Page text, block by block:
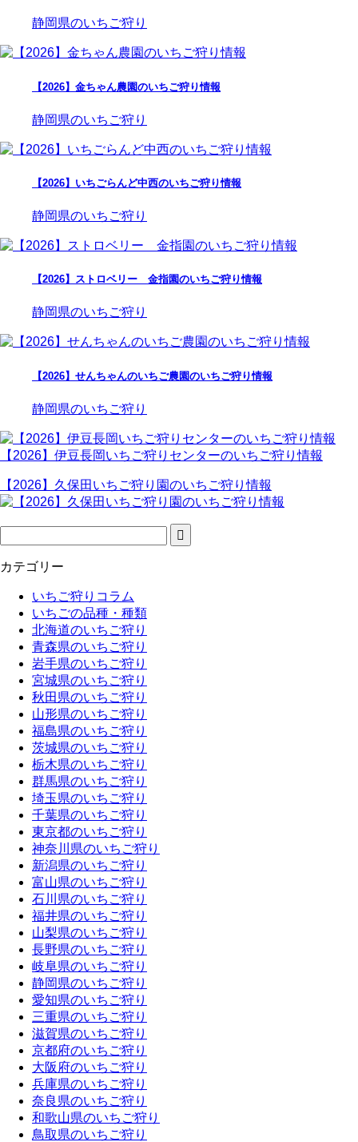
静岡県のいちご狩り
【2026】金ちゃん農園のいちご狩り情報
静岡県のいちご狩り
【2026】いちごらんど中西のいちご狩り情報
静岡県のいちご狩り
【2026】ストロベリー 金指園のいちご狩り情報
静岡県のいちご狩り
【2026】せんちゃんのいちご農園のいちご狩り情報
静岡県のいちご狩り
【2026】伊豆長岡いちご狩りセンターのいちご狩り情報
【2026】久保田いちご狩り園のいちご狩り情報
カテゴリー
いちご狩りコラム
いちごの品種・種類
北海道のいちご狩り
青森県のいちご狩り
岩手県のいちご狩り
宮城県のいちご狩り
秋田県のいちご狩り
山形県のいちご狩り
福島県のいちご狩り
茨城県のいちご狩り
栃木県のいちご狩り
群馬県のいちご狩り
埼玉県のいちご狩り
千葉県のいちご狩り
東京都のいちご狩り
神奈川県のいちご狩り
新潟県のいちご狩り
富山県のいちご狩り
石川県のいちご狩り
福井県のいちご狩り
山梨県のいちご狩り
長野県のいちご狩り
岐阜県のいちご狩り
静岡県のいちご狩り
愛知県のいちご狩り
三重県のいちご狩り
滋賀県のいちご狩り
京都府のいちご狩り
大阪府のいちご狩り
兵庫県のいちご狩り
奈良県のいちご狩り
和歌山県のいちご狩り
鳥取県のいちご狩り